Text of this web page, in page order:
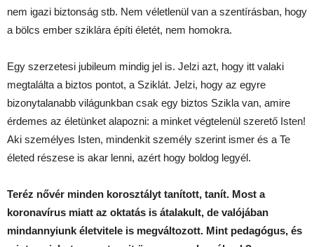
nem igazi biztonság stb. Nem véletlenül van a szentírásban, hogy
a bölcs ember sziklára építi életét, nem homokra.
Egy szerzetesi jubileum mindig jel is. Jelzi azt, hogy itt valaki
megtalálta a biztos pontot, a Sziklát. Jelzi, hogy az egyre
bizonytalanabb világunkban csak egy biztos Szikla van, amire
érdemes az életünket alapozni: a minket végtelenül szerető Isten!
Aki személyes Isten, mindenkit személy szerint ismer és a Te
életed részese is akar lenni, azért hogy boldog legyél.
Teréz nővér minden korosztályt tanított, tanít. Most a
koronavírus miatt az oktatás is átalakult, de valójában
mindannyiunk életvitele is megváltozott. Mint pedagógus, és